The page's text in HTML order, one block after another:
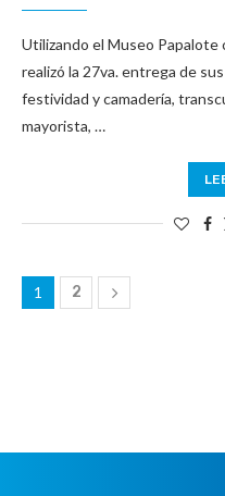
Utilizando el Museo Papalote
realizó la 27va. entrega de
festividad y camadería,
mayorista, …
1 2